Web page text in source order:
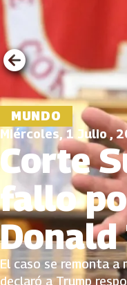
Miércoles, 1 Julio ,
Corte
fallo
MUNDO
El caso se remonta
declaró a Trump